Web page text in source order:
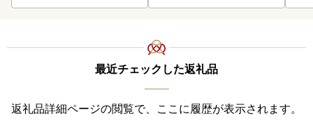
最近チェックした返礼品
返礼品詳細ページの閲覧で、ここに履歴が表示されます。